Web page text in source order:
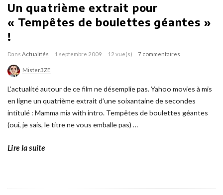
Un quatrième extrait pour
« Tempêtes de boulettes géantes »
!
Dans Actualités 1 septembre 2009 12 vue(s) 7 commentaires
Mister3ZE
L’actualité autour de ce film ne désemplie pas. Yahoo movies à mis
en ligne un quatrième extrait d’une soixantaine de secondes
intitulé : Mamma mia with intro. Tempêtes de boulettes géantes
(oui, je sais, le titre ne vous emballe pas) …
Lire la suite